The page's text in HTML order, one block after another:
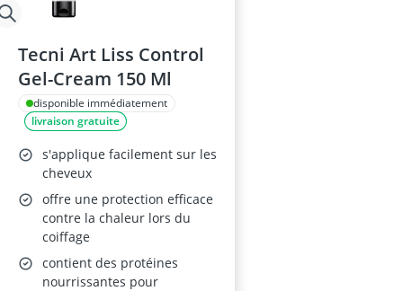
Tecni Art Liss Control
Gel-Cream 150 Ml
disponible immédiatement
livraison gratuite
s'applique facilement sur les
cheveux
offre une protection efficace
contre la chaleur lors du
coiffage
contient des protéines
nourrissantes pour